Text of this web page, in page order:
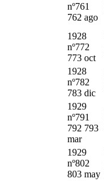
nº761
762 ago
1928
nº772
773 oct
1928
nº782
783 dic
1929
nº791
792 793
mar
1929
nº802
803 may